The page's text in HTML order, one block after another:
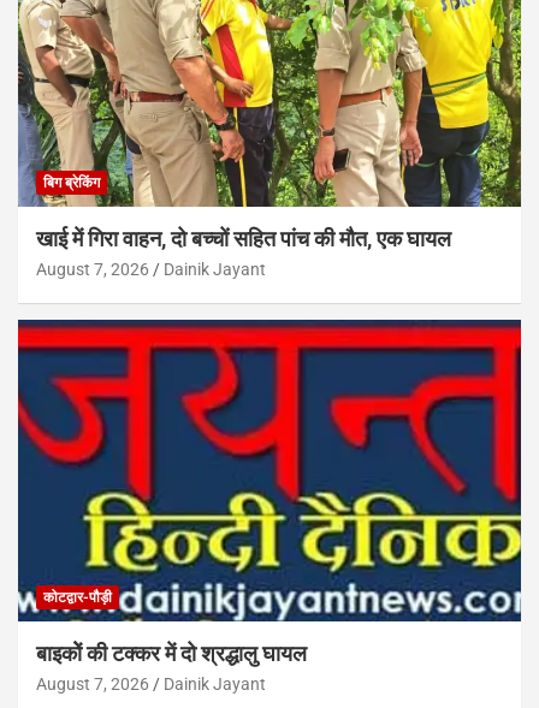
बिग ब्रेकिंग
खाई में गिरा वाहन, दो बच्चों सहित पांच की मौत, एक घायल
August 7, 2026 Dainik Jayant
कोटद्वार-पौड़ी
बाइकोें की टक्कर में दो श्रद्धालु घायल
August 7, 2026 Dainik Jayant